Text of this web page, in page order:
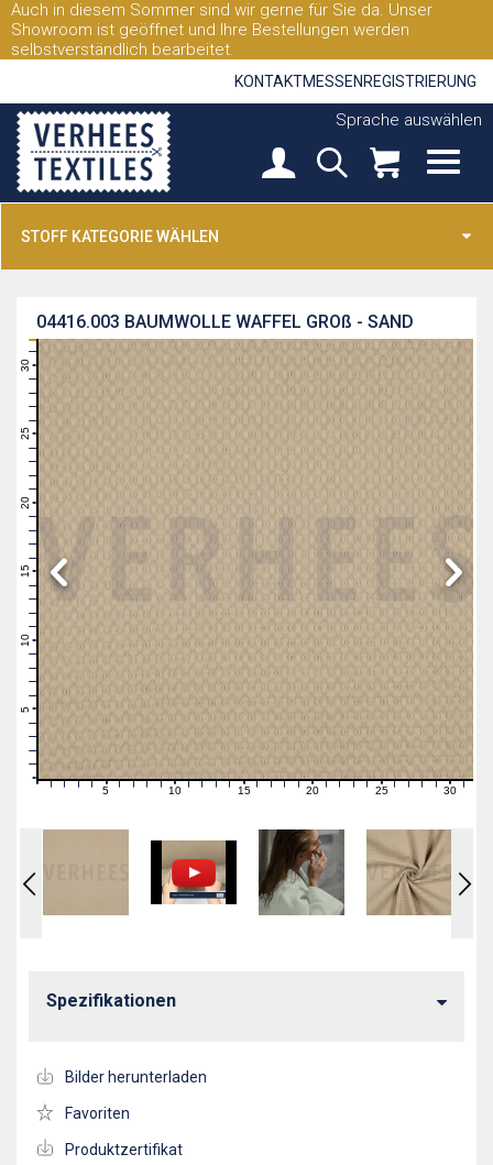
Auch in diesem Sommer sind wir gerne für Sie da. Unser
Showroom ist geöffnet und Ihre Bestellungen werden
selbstverständlich bearbeitet.
KONTAKTMESSEN REGISTRIERUNG
Sprache auswählen
STOFF KATEGORIE WÄHLEN
BAUMWOLLE WAFFEL GROß - SAND
04416.003
11
16
21
24
26
27
1 2 3 4 6 7 89 10 11121314 151617181920 21222324 26272829 31
Spezifikationen
Bilder herunterladen
Favoriten
Produktzertifikat